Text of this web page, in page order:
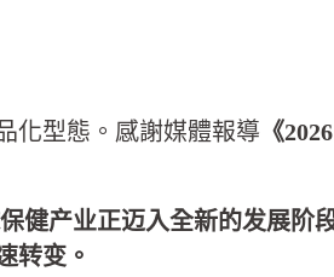
化型態。感謝媒體報導 《
健产业正迈入全新的发展
转变。